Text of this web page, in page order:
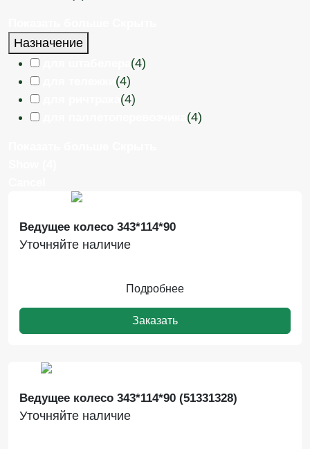
Назначение
(4)
(4)
(4)
(4)
Ведущее колесо 343*114*90
Уточняйте наличие
Подробнее
Заказать
Ведущее колесо 343*114*90 (51331328)
Уточняйте наличие